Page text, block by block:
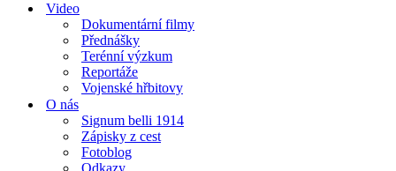
Video
Dokumentární filmy
Přednášky
Terénní výzkum
Reportáže
Vojenské hřbitovy
O nás
Signum belli 1914
Zápisky z cest
Fotoblog
Odkazy